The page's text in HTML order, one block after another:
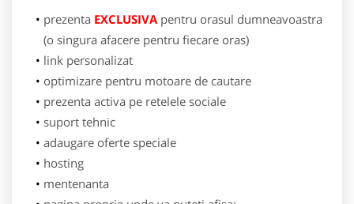
prezenta EXCLUSIVApentru orasul dumneavoastra
(o singura afacere pentru fiecare oras)
link personalizat
optimizare pentru motoare de cautare
prezenta activa pe retelele sociale
suport tehnic
adaugare oferte speciale
hosting
mentenanta